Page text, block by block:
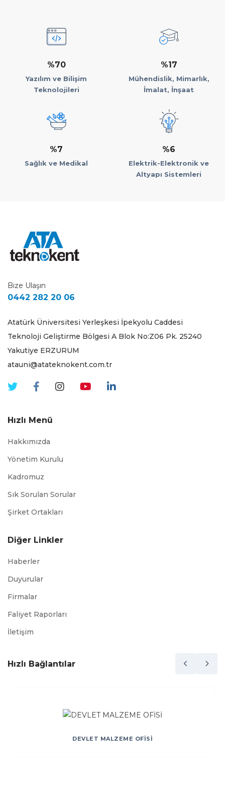
%70
Yazılım ve Bilişim
Teknolojileri
%17
Mühendislik, Mimarlık,
İmalat, İnşaat
%7
Sağlık ve Medikal
%6
Elektrik-Elektronik ve
Altyapı Sistemleri
Bize Ulaşın
0442 282 20 06
Atatürk Üniversitesi Yerleşkesi İpekyolu Caddesi
Teknoloji Geliştirme Bölgesi A Blok No:Z06 Pk. 25240
Yakutiye ERZURUM
atauni@atateknokent.com.tr
Hızlı Menü
Hakkımızda
Yönetim Kurulu
Kadromuz
Sık Sorulan Sorular
Şirket Ortakları
Diğer Linkler
Haberler
Duyurular
Firmalar
Faliyet Raporları
İletişim
Hızlı Bağlantılar
DEVLET MALZEME OFİSİ